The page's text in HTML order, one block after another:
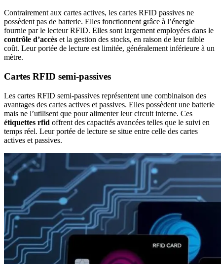
Contrairement aux cartes actives, les cartes RFID passives ne
possèdent pas de batterie. Elles fonctionnent grâce à l’énergie
fournie par le lecteur RFID. Elles sont largement employées dans le
contrôle d’accès et la gestion des stocks, en raison de leur faible
coût. Leur portée de lecture est limitée, généralement inférieure à un
mètre.
Cartes RFID semi-passives
Les cartes RFID semi-passives représentent une combinaison des
avantages des cartes actives et passives. Elles possèdent une batterie
mais ne l’utilisent que pour alimenter leur circuit interne. Ces
étiquettes rfid offrent des capacités avancées telles que le suivi en
temps réel. Leur portée de lecture se situe entre celle des cartes
actives et passives.